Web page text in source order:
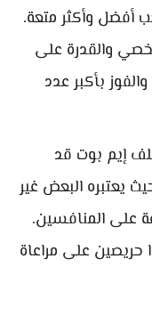
أفضل وأكثر متعة.
والقدرة على
بأكبر عدد
إيم بوت قد
يعتبره البعض غير
على المنافسين.
حريصين على مراعاة